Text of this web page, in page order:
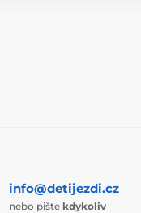
info@detijezdi.cz
nebo pište kdykoliv